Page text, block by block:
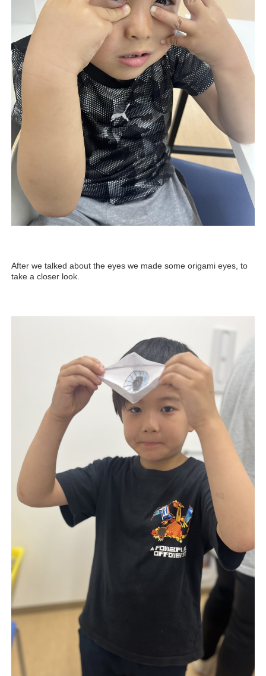
After we talked about the eyes we made some origami eyes, to
take a closer look.